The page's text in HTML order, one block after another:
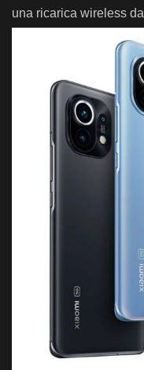
una ricarica wireless